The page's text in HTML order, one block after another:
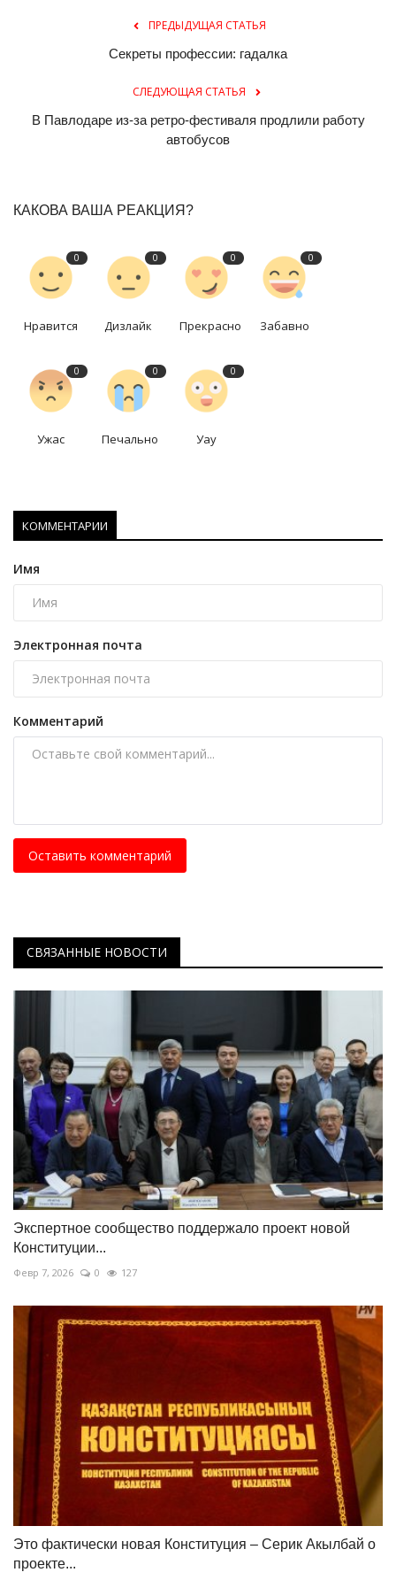
ПРЕДЫДУЩАЯ СТАТЬЯ
Секреты профессии: гадалка
СЛЕДУЮЩАЯ СТАТЬЯ
В Павлодаре из-за ретро-фестиваля продлили работу
автобусов
КАКОВА ВАША РЕАКЦИЯ?
0
Нравится
0
Дизлайк
0
Прекрасно
0
Забавно
0
Ужас
0
Печально
0
Уау
КОММЕНТАРИИ
Имя
Электронная почта
Комментарий
Оставить комментарий
СВЯЗАННЫЕ НОВОСТИ
Экспертное сообщество поддержало проект новой
Конституции...
Февр 7, 2026 0 127
Это фактически новая Конституция – Серик Акылбай о
проекте...